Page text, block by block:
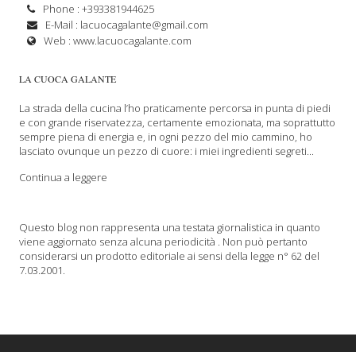
Phone : +393381944625
E-Mail : lacuocagalante@gmail.com
Web :www.lacuocagalante.com
LA CUOCA GALANTE
La strada della cucina l’ho praticamente percorsa in punta di piedi
e con grande riservatezza, certamente emozionata, ma soprattutto
sempre piena di energia e, in ogni pezzo del mio cammino, ho
lasciato ovunque un pezzo di cuore: i miei ingredienti segreti...
Continua a leggere
Questo blog non rappresenta una testata giornalistica in quanto
viene aggiornato senza alcuna periodicità . Non può pertanto
considerarsi un prodotto editoriale ai sensi della legge n° 62 del
7.03.2001.